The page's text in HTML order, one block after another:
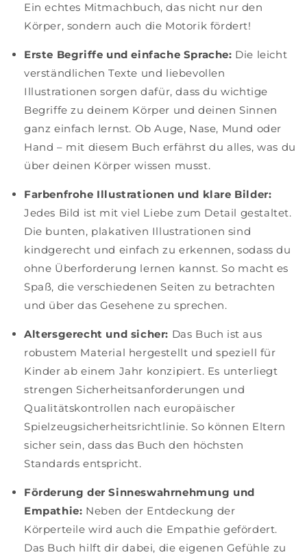
Ein echtes Mitmachbuch, das nicht nur den
Körper, sondern auch die Motorik fördert!
Erste Begriffe und einfache Sprache: Die leicht
verständlichen Texte und liebevollen
Illustrationen sorgen dafür, dass du wichtige
Begriffe zu deinem Körper und deinen Sinnen
ganz einfach lernst. Ob Auge, Nase, Mund oder
Hand – mit diesem Buch erfährst du alles, was du
über deinen Körper wissen musst.
Farbenfrohe Illustrationen und klare Bilder:
Jedes Bild ist mit viel Liebe zum Detail gestaltet.
Die bunten, plakativen Illustrationen sind
kindgerecht und einfach zu erkennen, sodass du
ohne Überforderung lernen kannst. So macht es
Spaß, die verschiedenen Seiten zu betrachten
und über das Gesehene zu sprechen.
Altersgerecht und sicher: Das Buch ist aus
robustem Material hergestellt und speziell für
Kinder ab einem Jahr konzipiert. Es unterliegt
strengen Sicherheitsanforderungen und
Qualitätskontrollen nach europäischer
Spielzeugsicherheitsrichtlinie. So können Eltern
sicher sein, dass das Buch den höchsten
Standards entspricht.
Förderung der Sinneswahrnehmung und
Empathie: Neben der Entdeckung der
Körperteile wird auch die Empathie gefördert.
Das Buch hilft dir dabei, die eigenen Gefühle zu